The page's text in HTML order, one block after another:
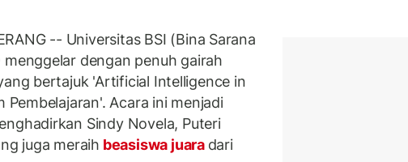
-- Universitas BSI (Bina Sarana
dengan penuh gairah
bertajuk 'Artificial Intelligence in
Pembelajaran'. Acara ini menjadi
Sindy Novela, Puteri
juga meraih beasiswa juara dari